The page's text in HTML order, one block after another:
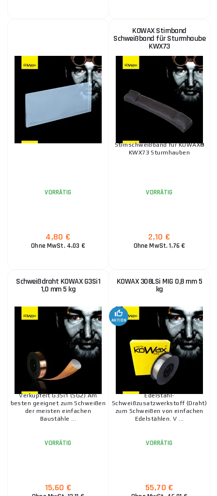
VORRÄTIG
4,80 €
Ohne MwSt. 4,03 €
KOWAX Stirnband
Schweißband für Sturmhaube
KWX73
Stirnschweißband für KOWAX®
KWX73 Sturmhauben
VORRÄTIG
2,10 €
Ohne MwSt. 1,76 €
Schweißdraht KOWAX G3Si1
1,0 mm 5 kg
Verkupfert G3Si1 (SG2) Am
besten geeignet zum Schweißen
der meisten einfachen
Baustähle ...
VORRÄTIG
15,60 €
KOWAX 308LSi MIG 0,8 mm 5
kg
AKTION
Edelstahl-
Schweißzusatzwerkstoff (Draht)
zum Schweißen von einfachen
Edelstählen. V ...
VORRÄTIG
55,70 €